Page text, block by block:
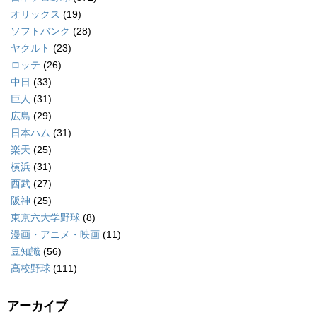
オリックス (19)
ソフトバンク (28)
ヤクルト (23)
ロッテ (26)
中日 (33)
巨人 (31)
広島 (29)
日本ハム (31)
楽天 (25)
横浜 (31)
西武 (27)
阪神 (25)
東京六大学野球 (8)
漫画・アニメ・映画 (11)
豆知識 (56)
高校野球 (111)
アーカイブ